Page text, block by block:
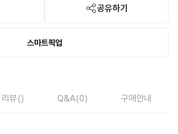
공유하기
스마트픽업
리뷰() Q&A(0) 구매안내